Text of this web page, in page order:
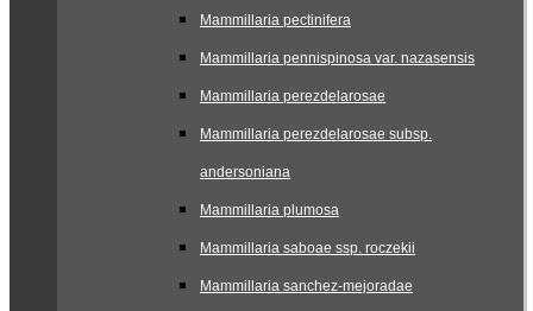
Mammillaria pectinifera
Mammillaria pennispinosa var. nazasensis
Mammillaria perezdelarosae
Mammillaria perezdelarosae subsp.
andersoniana
Mammillaria plumosa
Mammillaria saboae ssp. roczekii
Mammillaria sanchez-mejoradae